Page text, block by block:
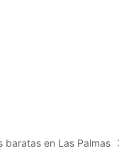
baratas en Las Palmas